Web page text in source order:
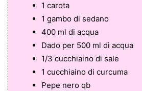
1 carota
1 gambo di sedano
400 ml di acqua
Dado per 500 ml di acqua
1/3 cucchiaino di sale
1 cucchiaino di curcuma
Pepe nero qb